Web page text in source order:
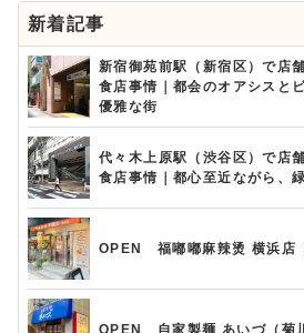
新着記事
新宿御苑前駅（新宿区）で店
食店事情｜都会のオアシスと
優雅な街
代々木上原駅（渋谷区）で店
食店事情｜都心至近ながら、
OPEN 福嘟嘟麻辣烫 横浜店
OPEN 自家製麺 あいづ（菊